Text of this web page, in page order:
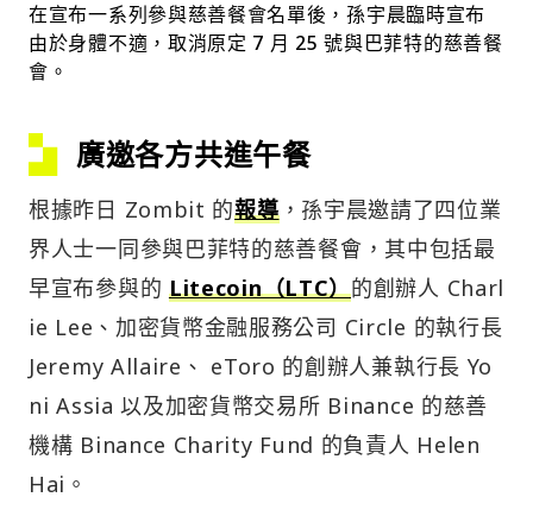
在宣布一系列參與慈善餐會名單後，孫宇晨臨時宣布
由於身體不適，取消原定 7 月 25 號與巴菲特的慈善餐
會。
廣邀各方共進午餐
根據昨日 Zombit 的報導，孫宇晨邀請了四位業
界人士一同參與巴菲特的慈善餐會，其中包括最
早宣布參與的 Litecoin（LTC）的創辦人 Charl
ie Lee、加密貨幣金融服務公司 Circle 的執行長
Jeremy Allaire、 eToro 的創辦人兼執行長 Yo
ni Assia 以及加密貨幣交易所 Binance 的慈善
機構 Binance Charity Fund 的負責人 Helen
Hai。